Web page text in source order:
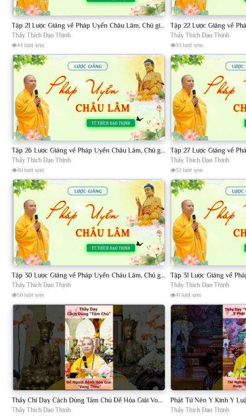
Tập 21 Lược Giảng về Pháp Uyển Châu Lâm, Chủ giảng TT. Thích Đạo Thịnh
Thầy Thích Đạo Thịnh
44 lượt xem
Thầy Thích Đạo Thịnh
33 lượt xem
Tập 26 Lược Giảng về Pháp Uyển Châu Lâm, Chủ giảng TT Thích Đạo Thịnh
Thầy Thích Đạo Thịnh
40 lượt xem
Thầy Thích Đạo Thịnh
32 lượt xem
Tập 30 Lược Giảng về Pháp Uyển Châu Lâm, Chủ giảng TT. Thích Đạo Thịnh.
Thầy Thích Đạo Thịnh
50 lượt xem
Thầy Thích Đạo Thịnh
41 lượt xem
Thầy Chỉ Dạy Cách Dùng Tâm Chú Để Hóa Giải Vong Theo. TT. Thích Đạo Thịnh
Thầy Thích Đạo Thịnh Thầy Thích Đạo Thịnh